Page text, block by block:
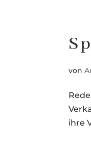
von
ihre